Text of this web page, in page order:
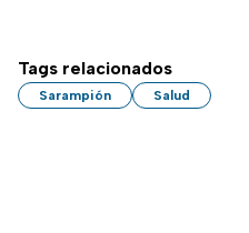
Tags relacionados
Sarampión Salud